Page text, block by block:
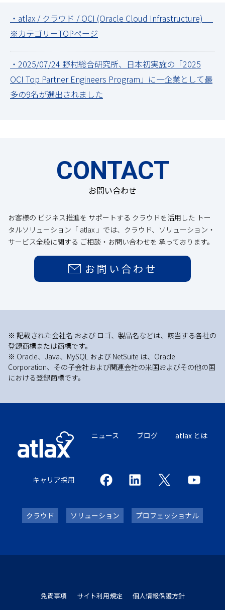
・atlax / クラウド / OCI (Oracle Cloud Infrastructure)
※カテゴリーTOPページ
・2025/07/24 野村総合研究所、日本初実施の「2025
OCI Top Partner Engineers Program」に一企業として最
多の9名が選出されました
CONTACT
お問い合わせ
お客様の ビジネス推進を サポートする クラウドを活用した トー
タルソリューション「 atlax 」では、クラウド、ソリューション・
サービス全般に関する ご相談・お問い合わせを 承っております。
お問い合わせ
※ 記載された会社名 および ロゴ、製品名などは、該当する各社の
登録商標または商標です。
※ Oracle、Java、MySQL および NetSuite は、Oracle
Corporation、その子会社および関連会社の米国およびその他の国
における登録商標です。
ニュース ブログ atlax とは
キャリア採用
クラウド ソリューション プロフェッショナル
免責事項 サイト利用規定 個人情報保護方針